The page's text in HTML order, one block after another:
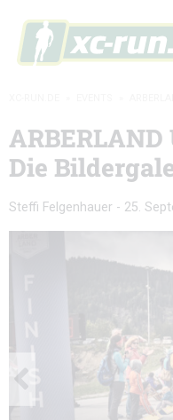
Die
Steffi Felgenhauer - 25.